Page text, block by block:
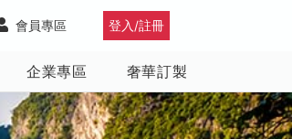
登入/註冊
會員專區
企業專區 奢華訂製